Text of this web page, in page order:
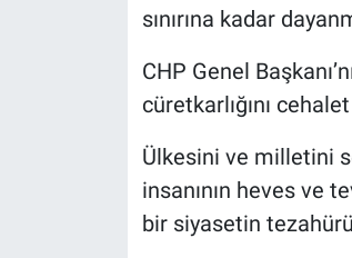
sınırına kadar
CHP Genel
cüretkarlığını
Ülkesini ve milletini
insanının heves ve
bir siyasetin